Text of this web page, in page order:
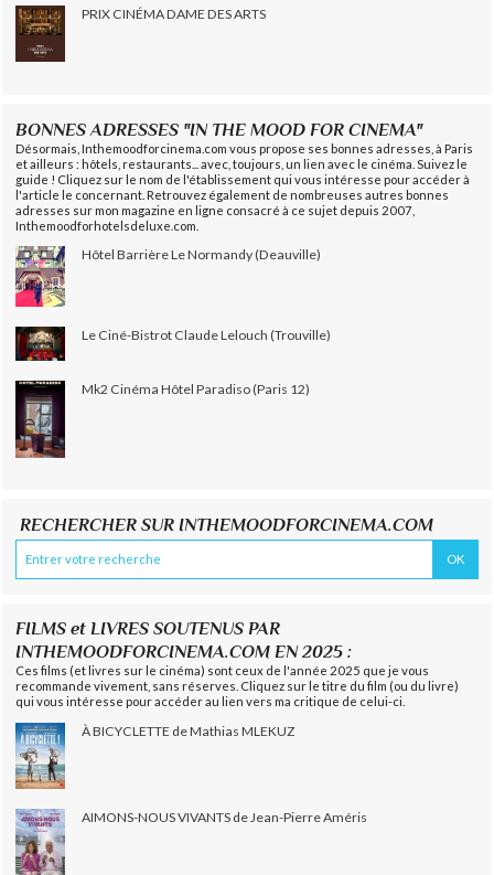
PRIX CINÉMA DAME DES ARTS
BONNES ADRESSES "IN THE MOOD FOR CINEMA"
Désormais, Inthemoodforcinema.com vous propose ses bonnes adresses, à Paris
et ailleurs : hôtels, restaurants... avec, toujours, un lien avec le cinéma. Suivez le
guide ! Cliquez sur le nom de l'établissement qui vous intéresse pour accéder à
l'article le concernant. Retrouvez également de nombreuses autres bonnes
adresses sur mon magazine en ligne consacré à ce sujet depuis 2007,
Inthemoodforhotelsdeluxe.com.
Hôtel Barrière Le Normandy (Deauville)
Le Ciné-Bistrot Claude Lelouch (Trouville)
Mk2 Cinéma Hôtel Paradiso (Paris 12)
RECHERCHER SUR INTHEMOODFORCINEMA.COM
FILMS et LIVRES SOUTENUS PAR
INTHEMOODFORCINEMA.COM EN 2025 :
Ces films (et livres sur le cinéma) sont ceux de l'année 2025 que je vous
recommande vivement, sans réserves. Cliquez sur le titre du film (ou du livre)
qui vous intéresse pour accéder au lien vers ma critique de celui-ci.
À BICYCLETTE de Mathias MLEKUZ
AIMONS-NOUS VIVANTS de Jean-Pierre Améris